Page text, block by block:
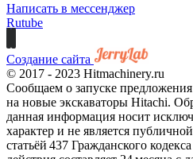
Написать в мессенджер
Rutube
Создание сайта
© 2017 - 2023 Hitmachinery.ru
Сообщаем о запуске
на новые экскаваторы Hitachi.
данная информация носит
характер и не является
статьёй 437 Гражданского